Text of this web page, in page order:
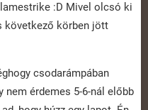
:D Mivel olcsó ki
következő körben jött
csodarámpában
nem érdemes 5-6-nál előbb